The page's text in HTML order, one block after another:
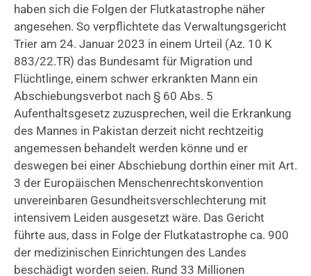
haben sich die Folgen der Flutkatastrophe näher
angesehen. So verpflichtete das Verwaltungsgericht
Trier am 24. Januar 2023 in einem Urteil (Az. 10 K
883/22.TR) das Bundesamt für Migration und
Flüchtlinge, einem schwer erkrankten Mann ein
Abschiebungsverbot nach § 60 Abs. 5
Aufenthaltsgesetz zuzusprechen, weil die Erkrankung
des Mannes in Pakistan derzeit nicht rechtzeitig
angemessen behandelt werden könne und er
deswegen bei einer Abschiebung dorthin einer mit Art.
3 der Europäischen Menschenrechtskonvention
unvereinbaren Gesundheitsverschlechterung mit
intensivem Leiden ausgesetzt wäre. Das Gericht
führte aus, dass in Folge der Flutkatastrophe ca. 900
der medizinischen Einrichtungen des Landes
beschädigt worden seien. Rund 33 Millionen